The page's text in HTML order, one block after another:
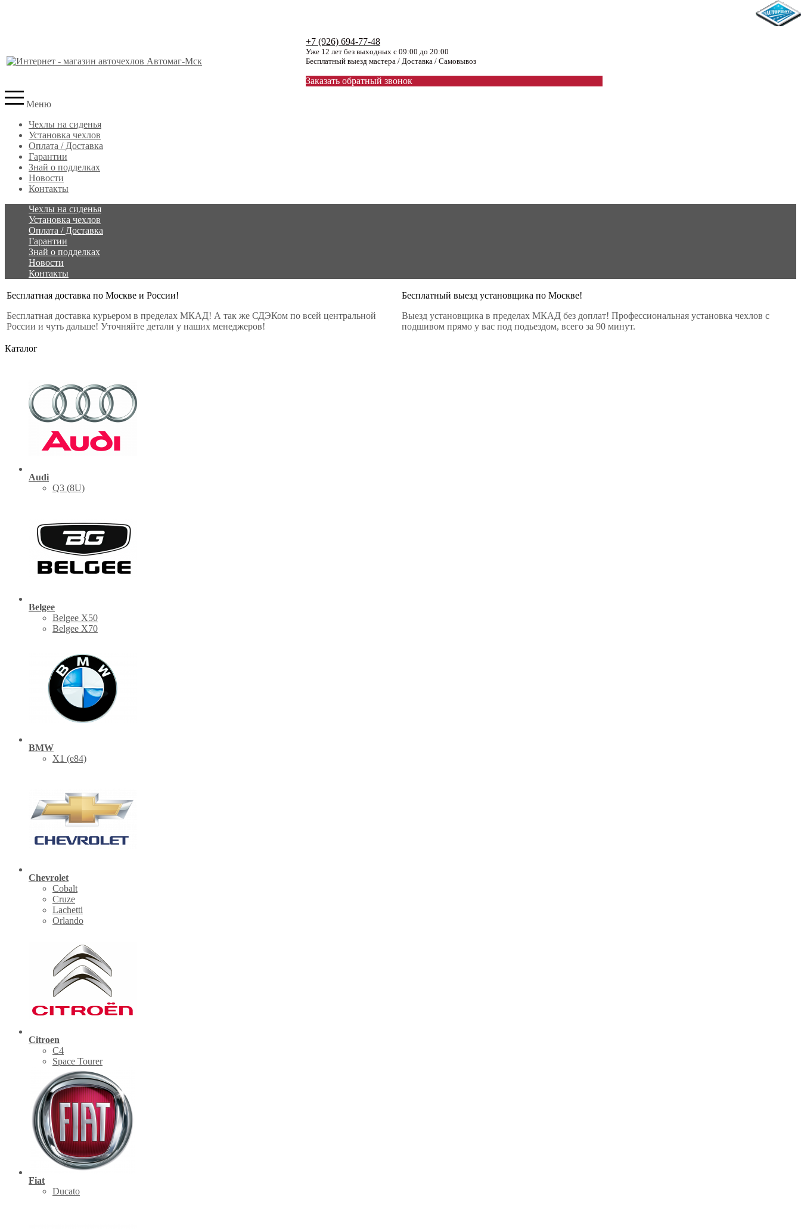
+7 (926) 694-77-48
Уже 12 лет без выходных с 09:00 до 20:00
Бесплатный выезд мастера / Доставка / Самовывоз
Заказать обратный звонок
Меню
Чехлы на сиденья
Установка чехлов
Оплата / Доставка
Гарантии
Знай о подделках
Новости
Контакты
Чехлы на сиденья
Установка чехлов
Оплата / Доставка
Гарантии
Знай о подделках
Новости
Контакты
Бесплатная доставка по Москве и России!
Бесплатная доставка курьером в пределах МКАД! А так же СДЭКом по всей центральной
России и чуть дальше! Уточняйте детали у наших менеджеров!
Бесплатный выезд установщика по Москве!
Выезд установщика в пределах МКАД без доплат! Профессиональная установка чехлов с
подшивом прямо у вас под подьездом, всего за 90 минут.
Каталог
Audi
Q3 (8U)
Belgee
Belgee X50
Belgee X70
BMW
X1 (е84)
Chevrolet
Cobalt
Cruze
Lachetti
Orlando
Citroen
C4
Space Tourer
Fiat
Ducato